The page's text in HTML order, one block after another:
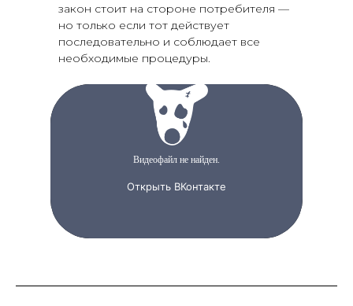
закон стоит на стороне потребителя —
но только если тот действует
последовательно и соблюдает все
необходимые процедуры.